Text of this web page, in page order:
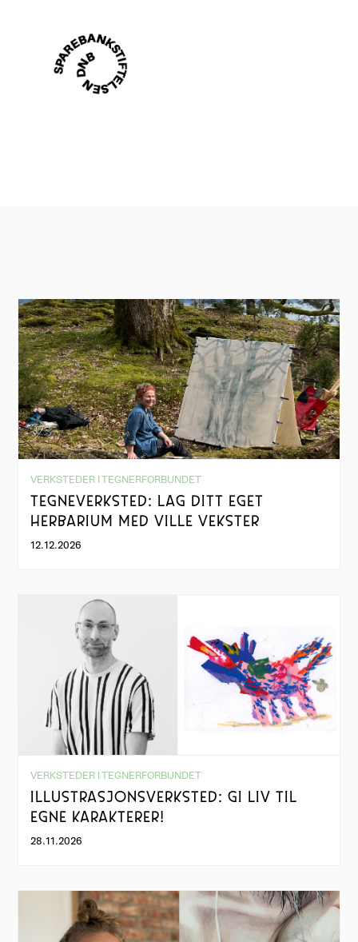
VERKSTEDER I TEGNERFORBUNDET
TEGNEVERKSTED: LAG DITT EGET
HERBARIUM MED VILLE VEKSTER
12.12.2026
VERKSTEDER I TEGNERFORBUNDET
ILLUSTRASJONSVERKSTED: GI LIV TIL
EGNE KARAKTERER!
28.11.2026